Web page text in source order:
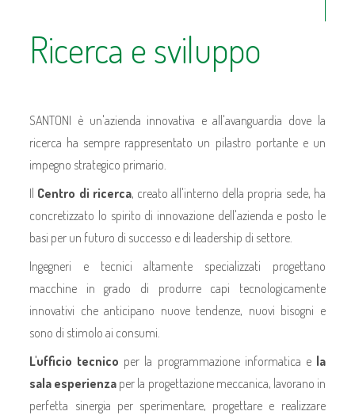
Ricerca e sviluppo
SANTONI è un'azienda innovativa e all'avanguardia dove la
ricerca ha sempre rappresentato un pilastro portante e un
impegno strategico primario.
Il Centro di ricerca, creato all'interno della propria sede, ha
concretizzato lo spirito di innovazione dell'azienda e posto le
basi per un futuro di successo e di leadership di settore.
Ingegneri e tecnici altamente specializzati progettano
macchine in grado di produrre capi tecnologicamente
innovativi che anticipano nuove tendenze, nuovi bisogni e
sono di stimolo ai consumi.
L'ufficio tecnico per la programmazione informatica e la
sala esperienza per la progettazione meccanica, lavorano in
perfetta sinergia per sperimentare, progettare e realizzare